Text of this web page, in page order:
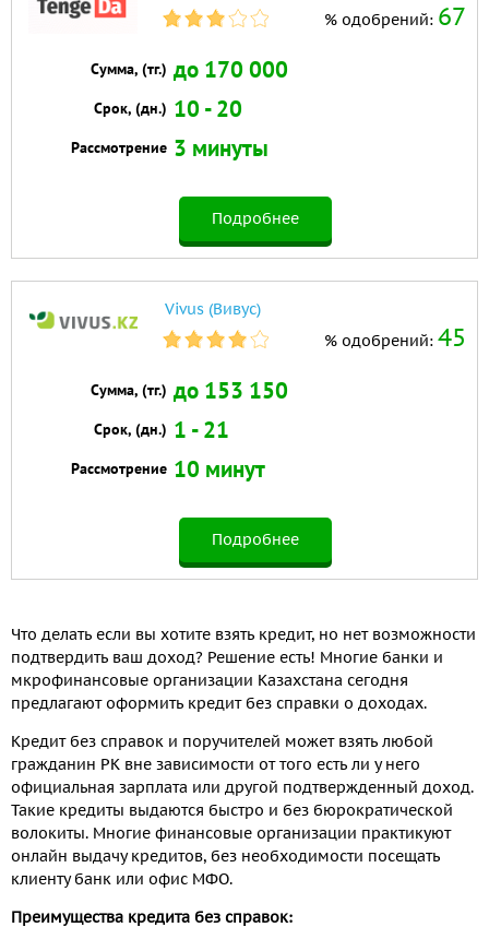
% одобрений: 67
Сумма, (тг.) до 170 000
Срок, (дн.) 10 - 20
Рассмотрение 3 минуты
Подробнее
Vivus (Вивус)
% одобрений: 45
Сумма, (тг.) до 153 150
Срок, (дн.) 1 - 21
Рассмотрение 10 минут
Подробнее
Что делать если вы хотите взять кредит, но нет возможности
подтвердить ваш доход? Решение есть! Многие банки и
мкрофинансовые организации Казахстана сегодня
предлагают оформить кредит без справки о доходах.
Кредит без справок и поручителей может взять любой
гражданин РК вне зависимости от того есть ли у него
официальная зарплата или другой подтвержденный доход.
Такие кредиты выдаются быстро и без бюрократической
волокиты. Многие финансовые организации практикуют
онлайн выдачу кредитов, без необходимости посещать
клиенту банк или офис МФО.
Преимущества кредита без справок: